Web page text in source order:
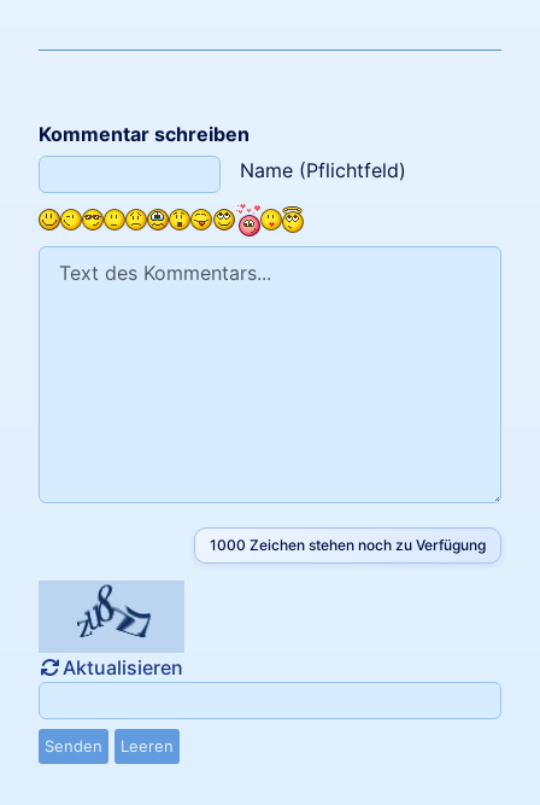
Kommentar schreiben
Name (Pflichtfeld)
Text des Kommentars
1000 Zeichen stehen noch zu Verfügung
Aktualisieren
Senden Leeren